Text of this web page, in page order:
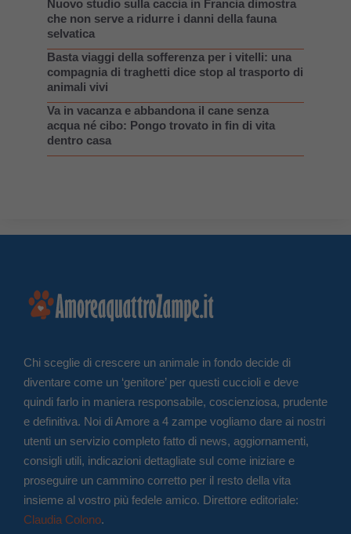
Nuovo studio sulla caccia in Francia dimostra
che non serve a ridurre i danni della fauna
selvatica
Basta viaggi della sofferenza per i vitelli: una
compagnia di traghetti dice stop al trasporto di
animali vivi
Va in vacanza e abbandona il cane senza
acqua né cibo: Pongo trovato in fin di vita
dentro casa
Chi sceglie di crescere un animale in fondo decide di
diventare come un ‘genitore’ per questi cuccioli e deve
quindi farlo in maniera responsabile, coscienziosa, prudente
e definitiva. Noi di Amore a 4 zampe vogliamo dare ai nostri
utenti un servizio completo fatto di news, aggiornamenti,
consigli utili, indicazioni dettagliate sul come iniziare e
proseguire un cammino corretto per il resto della vita
insieme al vostro più fedele amico. Direttore editoriale:
Claudia Colono.